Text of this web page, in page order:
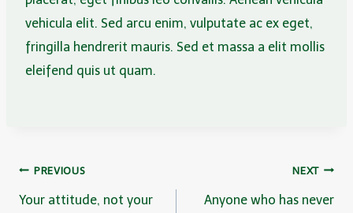
vehicula elit. Sed arcu enim, vulputate ac ex eget,
fringilla hendrerit mauris. Sed et massa a elit mollis
eleifend quis ut quam.
Navegação
PREVIOUS
Your attitude, not your
NEXT
Anyone who has never